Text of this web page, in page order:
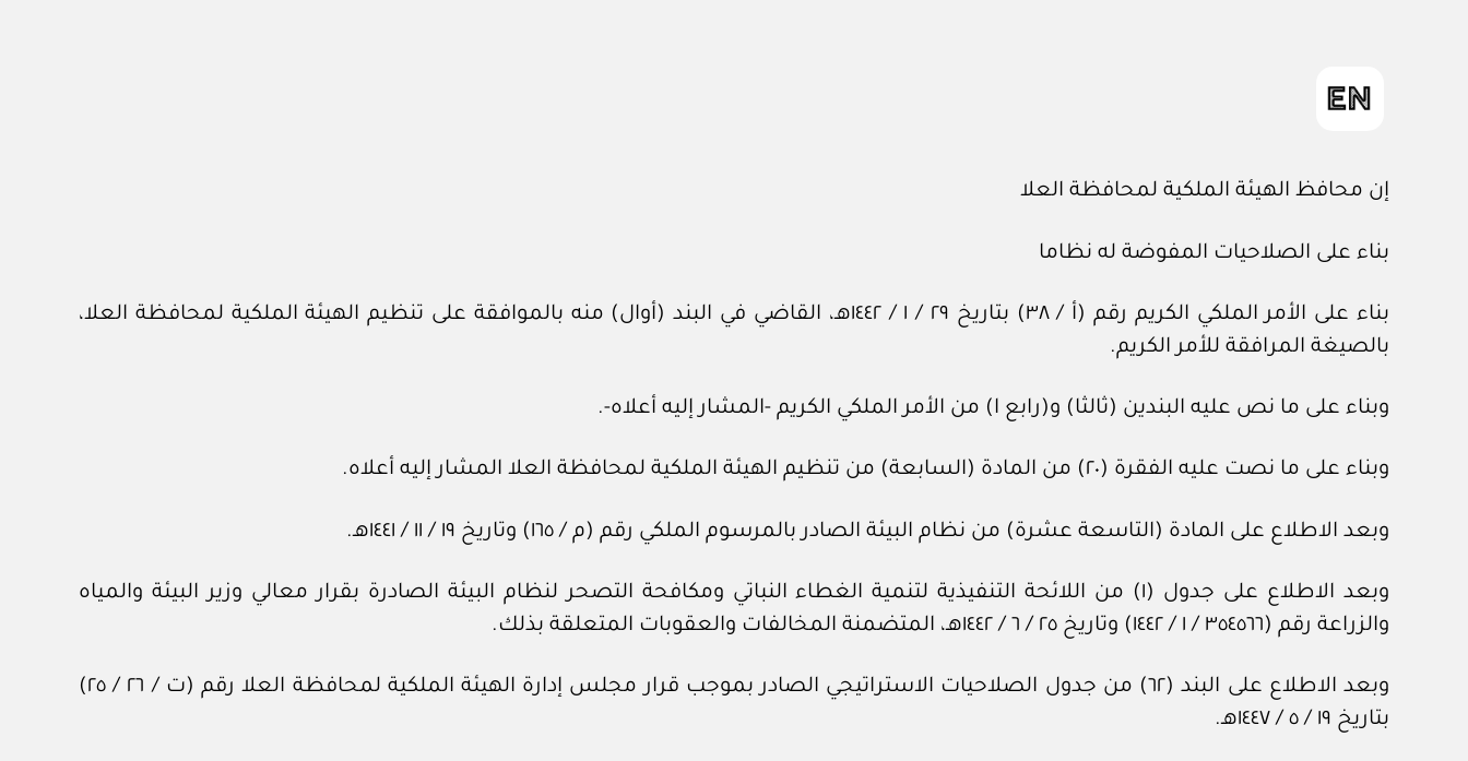
إن محافظ الهيئة الملكية لمحافظة العلا
بناء على الصلاحيات المفوضة له نظاما
بناء على الأمر الملكي الكريم رقم (أ / ٣٨) بتاريخ ٢٩ / ‏١‏ / ١٤٤٢هـ، القاضي في البند (أوال) منه بالموافقة على تنظيم الهيئة الملكية لمحافظة العلا،
بالصيغة المرافقة للأمر الكريم.
‏وبناء على ما نص عليه البندين (ثالثا) و(رابع ا) من الأمر الملكي الكريم ‏-المشار إليه أعلاه-.
وبناء على ما نصت عليه الفقرة (٢٠) من المادة (السابعة) من تنظيم الهيئة الملكية لمحافظة العلا المشار إليه أعلاه.
وبعد الاطلاع على المادة (التاسعة عشرة) من نظام البيئة الصادر بالمرسوم الملكي رقم (م / ١٦٥) وتاريخ ١٩ / ‏١١‏ / ١٤٤١هـ.
وبعد الاطلاع على جدول (١) من اللائحة التنفيذية لتنمية الغطاء النباتي ومكافحة التصحر لنظام البيئة الصادرة بقرار معالي وزير البيئة والمياه
والزراعة رقم (٣٥٤٥٦٦ / ‏١‏ / ١٤٤٢) وتاريخ ٢٥ / ‏٦‏ / ١٤٤٢هـ، المتضمنة المخالفات والعقوبات المتعلقة بذلك.
وبعد الاطلاع على البند (٦٢) من جدول الصلاحيات الاستراتيجي الصادر بموجب قرار مجلس إدارة الهيئة الملكية لمحافظة العلا رقم (ت / ‏٢٦‏ / ٢٥)
بتاريخ ١٩ / ‏٥‏ / ١٤٤٧هـ.